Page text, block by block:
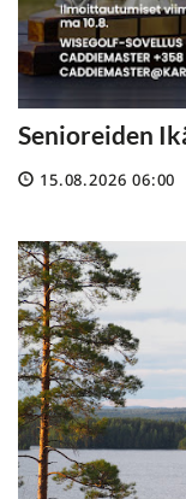
Senioreiden
15.08.2026 06:00